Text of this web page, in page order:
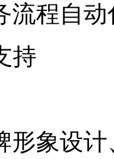
流程自
持
形象设